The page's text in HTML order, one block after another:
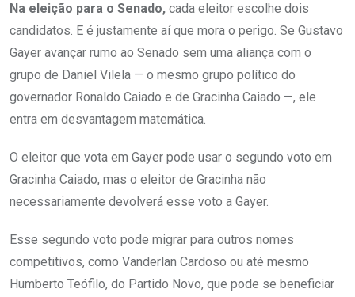
Na eleição para o Senado, cada eleitor escolhe dois
candidatos. E é justamente aí que mora o perigo. Se Gustavo
Gayer avançar rumo ao Senado sem uma aliança com o
grupo de Daniel Vilela — o mesmo grupo político do
governador Ronaldo Caiado e de Gracinha Caiado —, ele
entra em desvantagem matemática.
O eleitor que vota em Gayer pode usar o segundo voto em
Gracinha Caiado, mas o eleitor de Gracinha não
necessariamente devolverá esse voto a Gayer.
Esse segundo voto pode migrar para outros nomes
competitivos, como Vanderlan Cardoso ou até mesmo
Humberto Teófilo, do Partido Novo, que pode se beneficiar